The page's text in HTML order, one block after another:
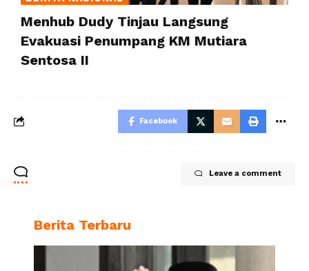
Menhub Dudy Tinjau Langsung
Evakuasi Penumpang KM Mutiara
Sentosa II
Facebook
Leave a comment
Berita Terbaru